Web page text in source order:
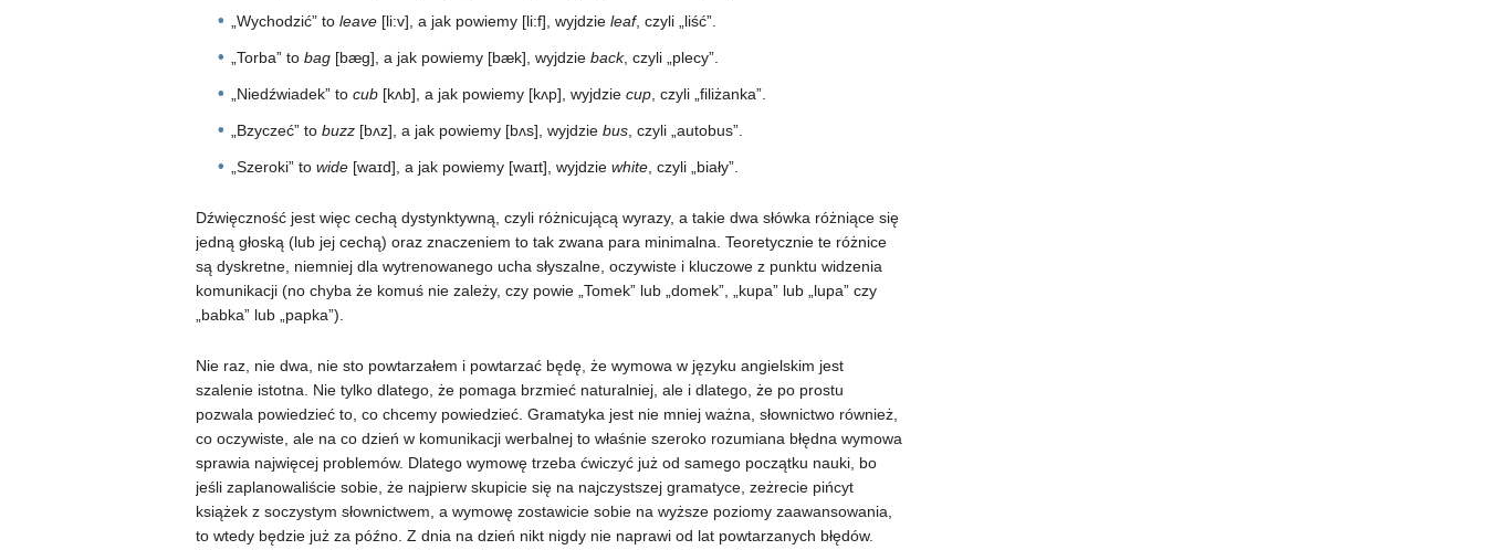
„Wychodzić” to leave[li:v], a jak powiemy [li:f], wyjdzie leaf, czyli „liść”.
„Torba” to bag [bæɡ], a jak powiemy [bæk], wyjdzie back, czyli „plecy”.
„Niedźwiadek” to cub[kʌb], a jak powiemy [kʌp], wyjdzie cup, czyli „filiżanka”.
„Bzyczeć” to buzz [bʌz], a jak powiemy [bʌs], wyjdzie bus, czyli „autobus”.
„Szeroki” to wide [waɪd], a jak powiemy [waɪt], wyjdzie white, czyli „biały”.
Dźwięczność jest więc cechą dystynktywną, czyli różnicującą wyrazy, a takie dwa słówka różniące się
jedną głoską (lub jej cechą) oraz znaczeniem to tak zwana para minimalna. Teoretycznie te różnice
są dyskretne, niemniej dla wytrenowanego ucha słyszalne, oczywiste i kluczowe z punktu widzenia
komunikacji (no chyba że komuś nie zależy, czy powie „Tomek” lub „domek”, „kupa” lub „lupa” czy
„babka” lub „papka”).
Nie raz, nie dwa, nie sto powtarzałem i powtarzać będę, że wymowa w języku angielskim jest
szalenie istotna. Nie tylko dlatego, że pomaga brzmieć naturalniej, ale i dlatego, że po prostu
pozwala powiedzieć to, co chcemy powiedzieć. Gramatyka jest nie mniej ważna, słownictwo również,
co oczywiste, ale na co dzień w komunikacji werbalnej to właśnie szeroko rozumiana błędna wymowa
sprawia najwięcej problemów. Dlatego wymowę trzeba ćwiczyć już od samego początku nauki, bo
jeśli zaplanowaliście sobie, że najpierw skupicie się na najczystszej gramatyce, zeżrecie pińcyt
książek z soczystym słownictwem, a wymowę zostawicie sobie na wyższe poziomy zaawansowania,
to wtedy będzie już za późno. Z dnia na dzień nikt nigdy nie naprawi od lat powtarzanych błędów.